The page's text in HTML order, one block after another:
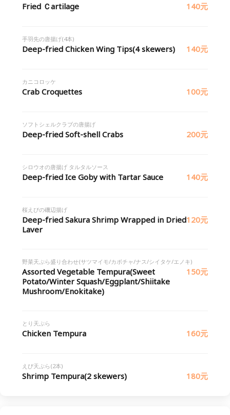
Fried Ｃartilage 140元
手羽先の唐揚げ(4本)
Deep-fried Chicken Wing Tips(4 skewers) 140元
カニコロッケ
Crab Croquettes 100元
ソフトシェルクラブの唐揚げ
Deep-fried Soft-shell Crabs 200元
シロウオの唐揚げ タルタルソース
Deep-fried Ice Goby with Tartar Sauce 140元
桜えびの磯辺揚げ
Deep-fried Sakura Shrimp Wrapped in Dried
Laver
120元
野菜天ぷら盛り合わせ(サツマイモ/カボチャ/ナス/シイタケ/エノキ)
Assorted Vegetable Tempura(Sweet
Potato/Winter Squash/Eggplant/Shiitake
Mushroom/Enokitake)
150元
とり天ぷら
Chicken Tempura 160元
えび天ぷら(2本)
Shrimp Tempura(2 skewers) 180元